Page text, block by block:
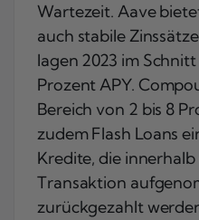
Wartezeit. Aave
auch stabile
lagen 2023 im
Prozent APY.
Bereich von 2 bis 8
zudem Flash Loans
Kredite, die
Transaktion
zurückgezahlt